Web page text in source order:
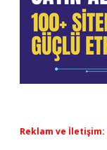
Reklam ve İletişim: